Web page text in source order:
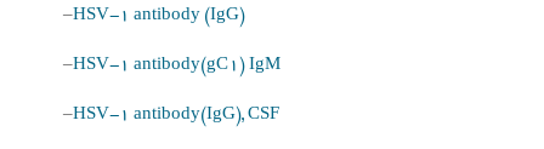
–HSV-1 antibody (IgG)
–HSV-1 antibody(gC1) IgM
–HSV-1 antibody(IgG), CSF